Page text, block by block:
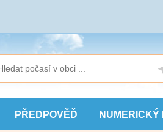
PŘEDPOVĚĎ NUMERICKÝ